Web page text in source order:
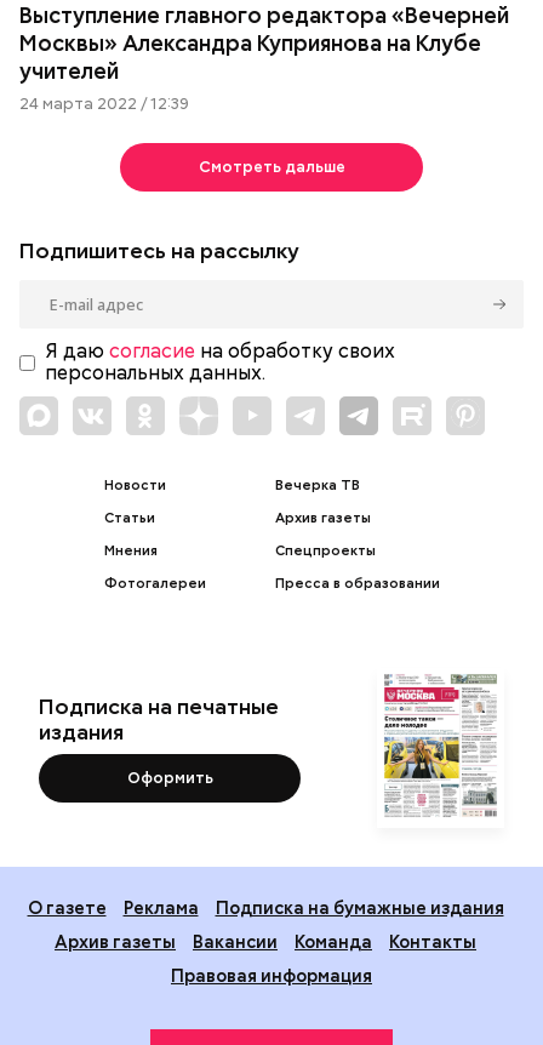
Выступление главного редактора «Вечерней
Москвы» Александра Куприянова на Клубе
учителей
24 марта 2022 / 12:39
Смотреть дальше
Подпишитесь на рассылку
Я даю согласие на обработку своих
персональных данных.
Новости
Статьи
Мнения
Фотогалереи
Вечерка ТВ
Архив газеты
Спецпроекты
Пресса в образовании
Подписка на печатные
издания
Оформить
О газете Реклама
Подписка на бумажные издания
Архив газеты
Вакансии Команда
Контакты
Правовая информация